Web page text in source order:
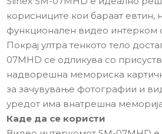
корисниците кои бараат евтин,
функционален видео интерком
Покрај ултра тенкото тело
07MHD се одликува со
надворешна мемориска
за зачувување фотографии и
уредот има внатрешна
Каде да се користи